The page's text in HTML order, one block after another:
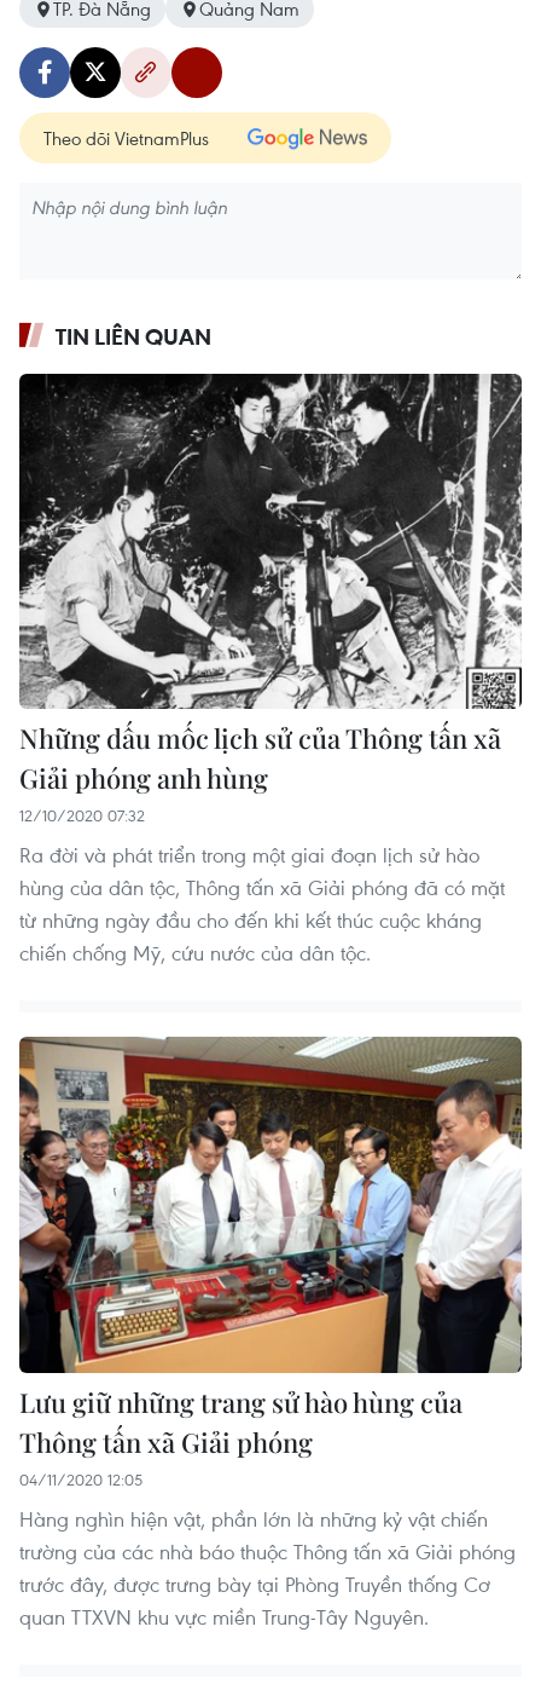
TP. Đà Nẵng
Quảng Nam
Theo dõi VietnamPlus
TIN LIÊN QUAN
Những dấu mốc lịch sử của Thông tấn xã
Giải phóng anh hùng
12/10/2020 07:32
Ra đời và phát triển trong một giai đoạn lịch sử hào
hùng của dân tộc, Thông tấn xã Giải phóng đã có mặt
từ những ngày đầu cho đến khi kết thúc cuộc kháng
chiến chống Mỹ, cứu nước của dân tộc.
Lưu giữ những trang sử hào hùng của
Thông tấn xã Giải phóng
04/11/2020 12:05
Hàng nghìn hiện vật, phần lớn là những kỷ vật chiến
trường của các nhà báo thuộc Thông tấn xã Giải phóng
trước đây, được trưng bày tại Phòng Truyền thống Cơ
quan TTXVN khu vực miền Trung-Tây Nguyên.